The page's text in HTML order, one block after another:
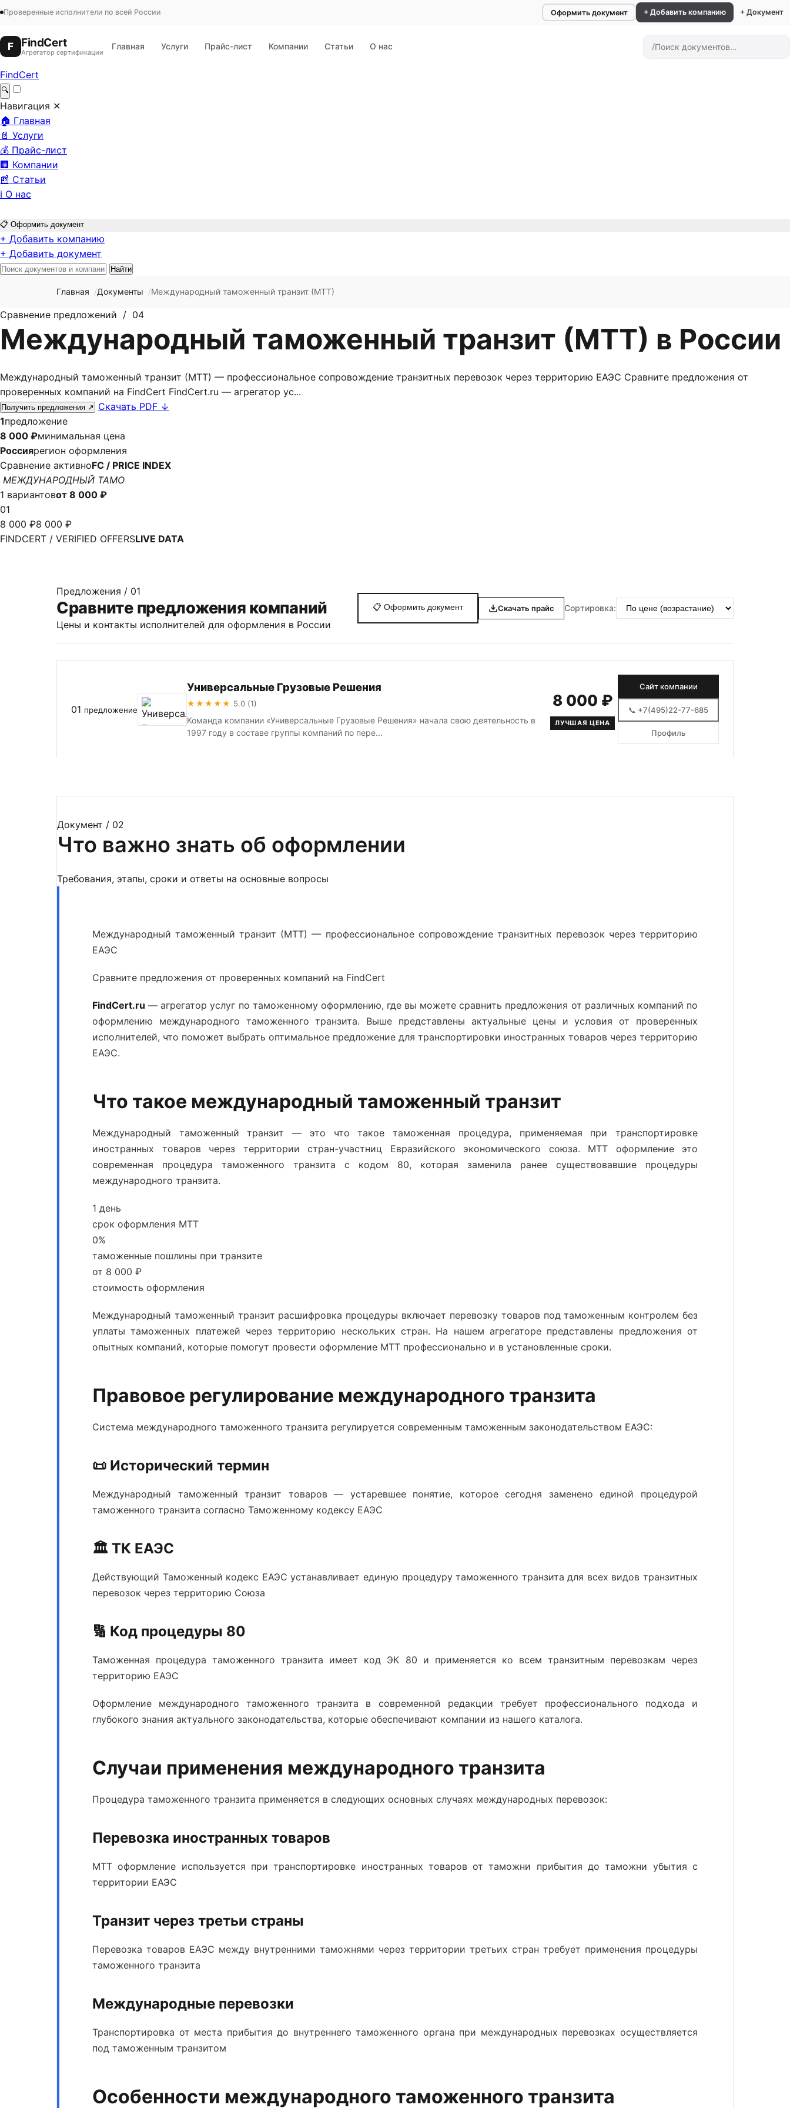
Проверенные исполнители по всей России Оформить документ + Добавить компанию + Документ
F FindCert
Агрегатор сертификации
Главная Услуги Прайс-лист Компании Статьи О нас /
FindCert
🔍
Навигация ✕
🏠 Главная
📄 Услуги
💰 Прайс-лист
🏢 Компании
📰 Статьи
ℹ️ О нас
📋 Оформить документ
+ Добавить компанию
+ Добавить документ
Найти
Главная Документы Международный таможенный транзит (МТТ)
Сравнение предложений / 04
Международный таможенный транзит (МТТ) в России
Международный таможенный транзит (МТТ) — профессиональное сопровождение транзитных перевозок через территорию ЕАЭС Сравните предложения от
проверенных компаний на FindCert FindCert.ru — агрегатор ус...
Получить предложения ↗ Скачать PDF ↓
1предложение
8 000 ₽минимальная цена
Россиярегион оформления
Сравнение активноFC / PRICE INDEX
МЕЖДУНАРОДНЫЙ ТАМО
1 вариантовот 8 000 ₽
01
8 000 ₽8 000 ₽
FINDCERT / VERIFIED OFFERSLIVE DATA
Предложения / 01
Сравните предложения компаний
Цены и контакты исполнителей для оформления в России
📋 Оформить документ Скачать прайс Сортировка:
01 предложение
Универсальные Грузовые Решения
★★★★★ 5.0 (1)
Команда компании «Универсальные Грузовые Решения» начала свою деятельность в
1997 году в составе группы компаний по пере...
8 000 ₽
ЛУЧШАЯ ЦЕНА
Сайт компании
📞 +7(495)22-77-685
Профиль
Документ / 02
Что важно знать об оформлении
Требования, этапы, сроки и ответы на основные вопросы
Международный таможенный транзит (МТТ) — профессиональное сопровождение транзитных перевозок через территорию
ЕАЭС
Сравните предложения от проверенных компаний на FindCert
FindCert.ru — агрегатор услуг по таможенному оформлению, где вы можете сравнить предложения от различных компаний по
оформлению международного таможенного транзита. Выше представлены актуальные цены и условия от проверенных
исполнителей, что поможет выбрать оптимальное предложение для транспортировки иностранных товаров через территорию
ЕАЭС.
Что такое международный таможенный транзит
Международный таможенный транзит — это что такое таможенная процедура, применяемая при транспортировке
иностранных товаров через территории стран-участниц Евразийского экономического союза. МТТ оформление это
современная процедура таможенного транзита с кодом 80, которая заменила ранее существовавшие процедуры
международного транзита.
1 день
срок оформления МТТ
0%
таможенные пошлины при транзите
от 8 000 ₽
стоимость оформления
Международный таможенный транзит расшифровка процедуры включает перевозку товаров под таможенным контролем без
уплаты таможенных платежей через территорию нескольких стран. На нашем агрегаторе представлены предложения от
опытных компаний, которые помогут провести оформление МТТ профессионально и в установленные сроки.
Правовое регулирование международного транзита
Система международного таможенного транзита регулируется современным таможенным законодательством ЕАЭС:
📜 Исторический термин
Международный таможенный транзит товаров— устаревшее понятие, которое сегодня заменено единой процедурой
таможенного транзита согласно Таможенному кодексу ЕАЭС
🏛️ ТК ЕАЭС
Действующий Таможенный кодекс ЕАЭС устанавливает единую процедуру таможенного транзита для всех видов транзитных
перевозок через территорию Союза
🔢 Код процедуры 80
Таможенная процедура таможенного транзита имеет код ЭК 80 и применяется ко всем транзитным перевозкам через
территорию ЕАЭС
Оформление международного таможенного транзита в современной редакции требует профессионального подхода и
глубокого знания актуального законодательства, которые обеспечивают компании из нашего каталога.
Случаи применения международного транзита
Процедура таможенного транзита применяется в следующих основных случаях международных перевозок:
Перевозка иностранных товаров
МТТ оформление используется при транспортировке иностранных товаров от таможни прибытия до таможни убытия с
территории ЕАЭС
Транзит через третьи страны
Перевозка товаров ЕАЭС между внутренними таможнями через территории третьих стран требует применения процедуры
таможенного транзита
Международные перевозки
Транспортировка от места прибытия до внутреннего таможенного органа при международных перевозках осуществляется
под таможенным транзитом
Особенности международного таможенного транзита